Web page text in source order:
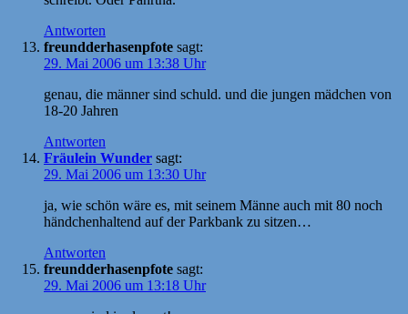
Antworten
freundderhasenpfote sagt:
29. Mai 2006 um 13:38 Uhr
genau, die männer sind schuld. und die jungen mädchen von
18-20 Jahren
Antworten
Fräulein Wunder sagt:
29. Mai 2006 um 13:30 Uhr
ja, wie schön wäre es, mit seinem Männe auch mit 80 noch
händchenhaltend auf der Parkbank zu sitzen…
Antworten
freundderhasenpfote sagt:
29. Mai 2006 um 13:18 Uhr